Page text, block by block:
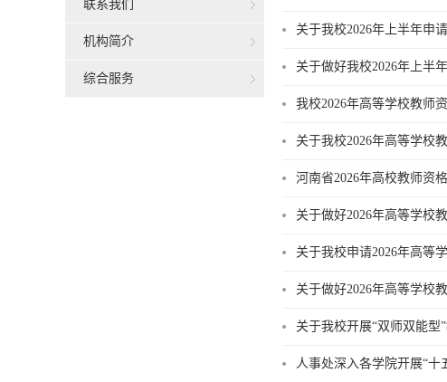
联系我们
机构简介
综合服务
关于我校2026年上半年申
关于做好我校2026年上半
我校2026年高等学校教师
关于我校2026年高等学校
河南省2026年高校教师资
关于做好2026年高等学校
关于我校申请2026年高等
关于做好2026年高等学校
关于我校开展“双师双能型
人事处深入各学院开展“十